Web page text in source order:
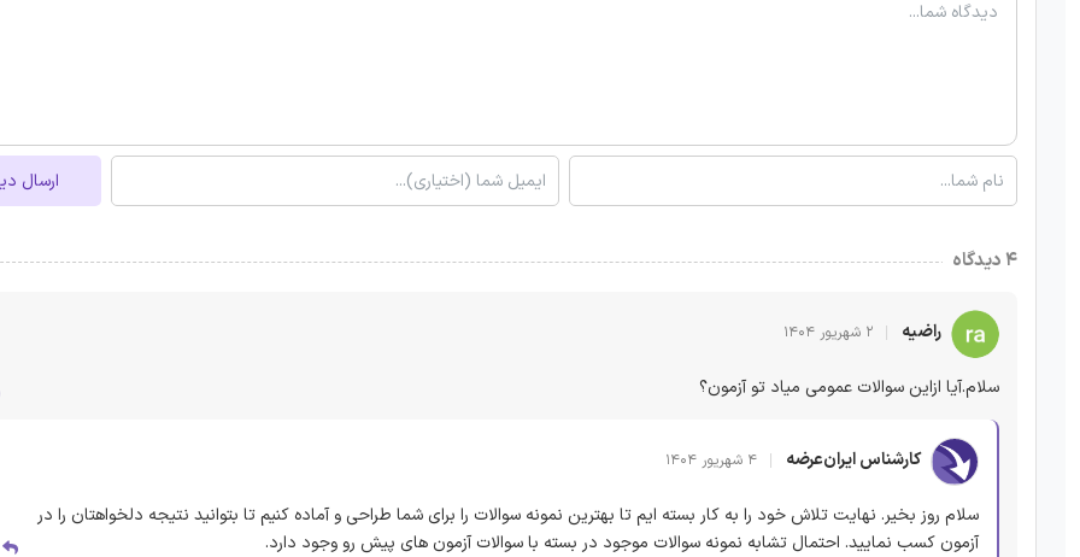
ارسال
۴ دیدگاه
راضیه ۲ شهریور ۱۴۰۴
سلام.آیا ازاین سوالات عمومی میاد تو آزمون؟
کارشناس ایران‌عرضه ۴ شهریور ۱۴۰۴
سلام روز بخیر. نهایت تلاش خود را به کار بسته ایم تا بهترین نمونه سوالات را برای شما طراحی و آماده کنیم تا بتوانید نتیجه دلخواهتان را در
آزمون کسب نمایید. احتمال تشابه نمونه سوالات موجود در بسته با سوالات آزمون های پیش رو وجود دارد.